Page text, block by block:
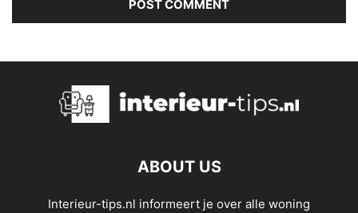
ABOUT US
Interieur-tips.nl informeert je over alle woning